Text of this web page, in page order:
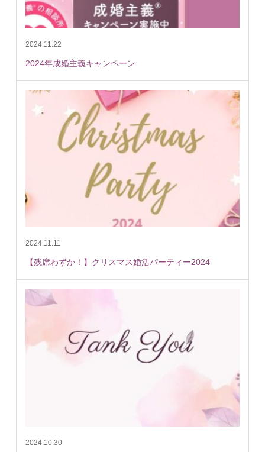
2024.11.22
2024年成婚主義キャンペーン
2024.11.11
【残席わずか！】クリスマス婚活パーティー2024
2024.10.30